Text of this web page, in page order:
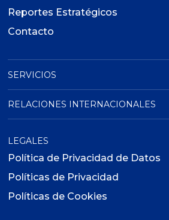
Reportes Estratégicos
Contacto
SERVICIOS
RELACIONES INTERNACIONALES
LEGALES
Política de Privacidad de Datos
Políticas de Privacidad
Políticas de Cookies